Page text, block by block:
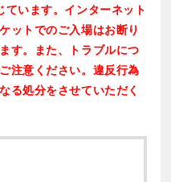
観劇日前日までに梅田
13時/14時～18時)へ
します。詳細は、梅田
せ欄に記載の 「ご来場
ださい。
います。インターネット
ットでのご入場はお断り
す。また、トラブルにつ
注意ください。違反行為
る処分をさせていただく